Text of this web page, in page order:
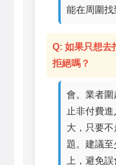
能在周圍找
Q: 如果只想去
拒絕嗎？
會。業者
止非付費
大，只要
題。建議
上，避免誤